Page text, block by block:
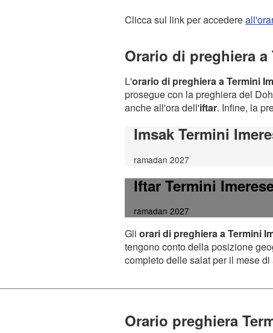
Clicca sul link per accedere
Orario di preghiera
L'orario di preghiera a Termini
prosegue con la preghiera del
anche all'ora dell'iftar. Infine, la
Imsak Termini
ramadan 2027
Iftar Termini
ramadan 2027
Gli orari di preghiera a Termini
tengono conto della posizione
completo delle salat per il mese
Orario preghiera